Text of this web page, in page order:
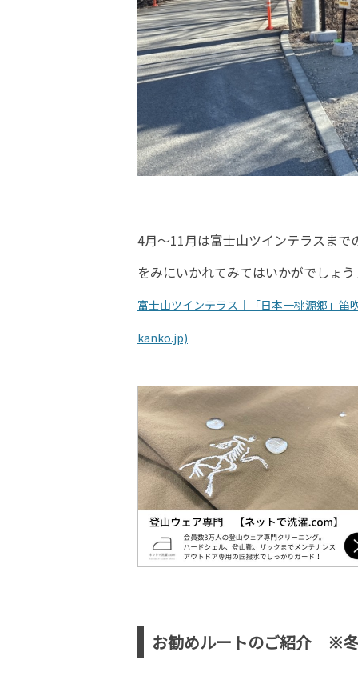
4月～11月は富士山ツインテラスま
をみにいかれてみてはいかがでしょ
富士山ツインテラス｜「日本一桃源郷」
kanko.jp)
お勧めルートのご紹介 ※